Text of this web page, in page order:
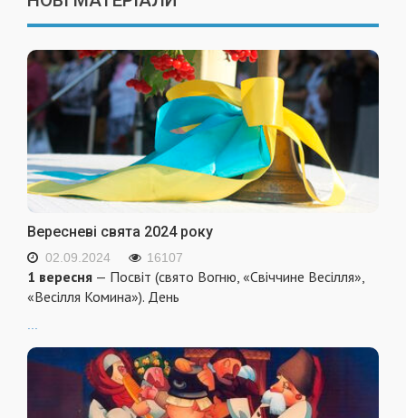
Вересневі свята 2024 року
02.09.2024 16107
1 вересня — Посвіт (свято Вогню, «Свіччине Весілля»,
«Весілля Комина»). День
...